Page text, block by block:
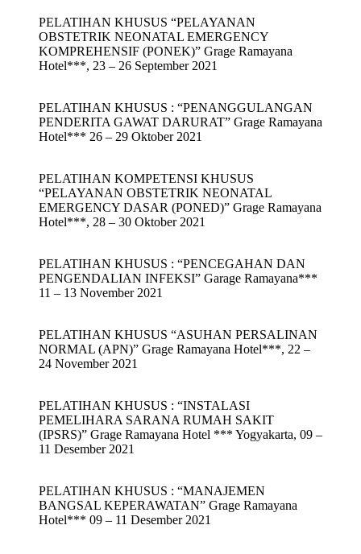
PELATIHAN KHUSUS “PELAYANAN
OBSTETRIK NEONATAL EMERGENCY
KOMPREHENSIF (PONEK)” Grage Ramayana
Hotel***, 23 – 26 September 2021
PELATIHAN KHUSUS : “PENANGGULANGAN
PENDERITA GAWAT DARURAT” Grage Ramayana
Hotel*** 26 – 29 Oktober 2021
PELATIHAN KOMPETENSI KHUSUS
“PELAYANAN OBSTETRIK NEONATAL
EMERGENCY DASAR (PONED)” Grage Ramayana
Hotel***, 28 – 30 Oktober 2021
PELATIHAN KHUSUS : “PENCEGAHAN DAN
PENGENDALIAN INFEKSI” Garage Ramayana***
11 – 13 November 2021
PELATIHAN KHUSUS “ASUHAN PERSALINAN
NORMAL (APN)” Grage Ramayana Hotel***, 22 –
24 November 2021
PELATIHAN KHUSUS : “INSTALASI
PEMELIHARA SARANA RUMAH SAKIT
(IPSRS)” Grage Ramayana Hotel *** Yogyakarta, 09 –
11 Desember 2021
PELATIHAN KHUSUS : “MANAJEMEN
BANGSAL KEPERAWATAN” Grage Ramayana
Hotel*** 09 – 11 Desember 2021